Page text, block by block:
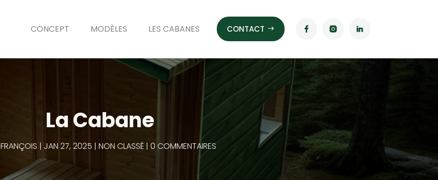
CONCEPT MODÈLES LES CABANES CONTACT
La Cabane
FRANÇOIS JAN 27, 2025 NON CLASSÉ 0 COMMENTAIRES